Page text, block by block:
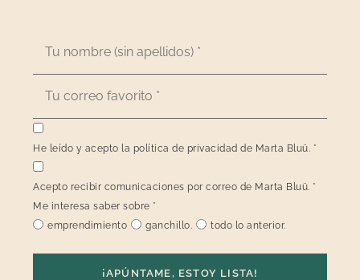
He leído y acepto la política de privacidad de Marta Bluü. *
Acepto recibir comunicaciones por correo de Marta Bluü. *
Me interesa saber sobre *
emprendimiento
ganchillo. todo lo anterior.
¡APÚNTAME, ESTOY LISTA!